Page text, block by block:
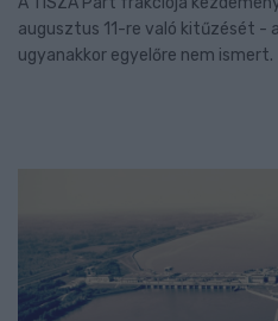
augusztus 11-re való kitűzését -
ugyanakkor egyelőre nem ismert.